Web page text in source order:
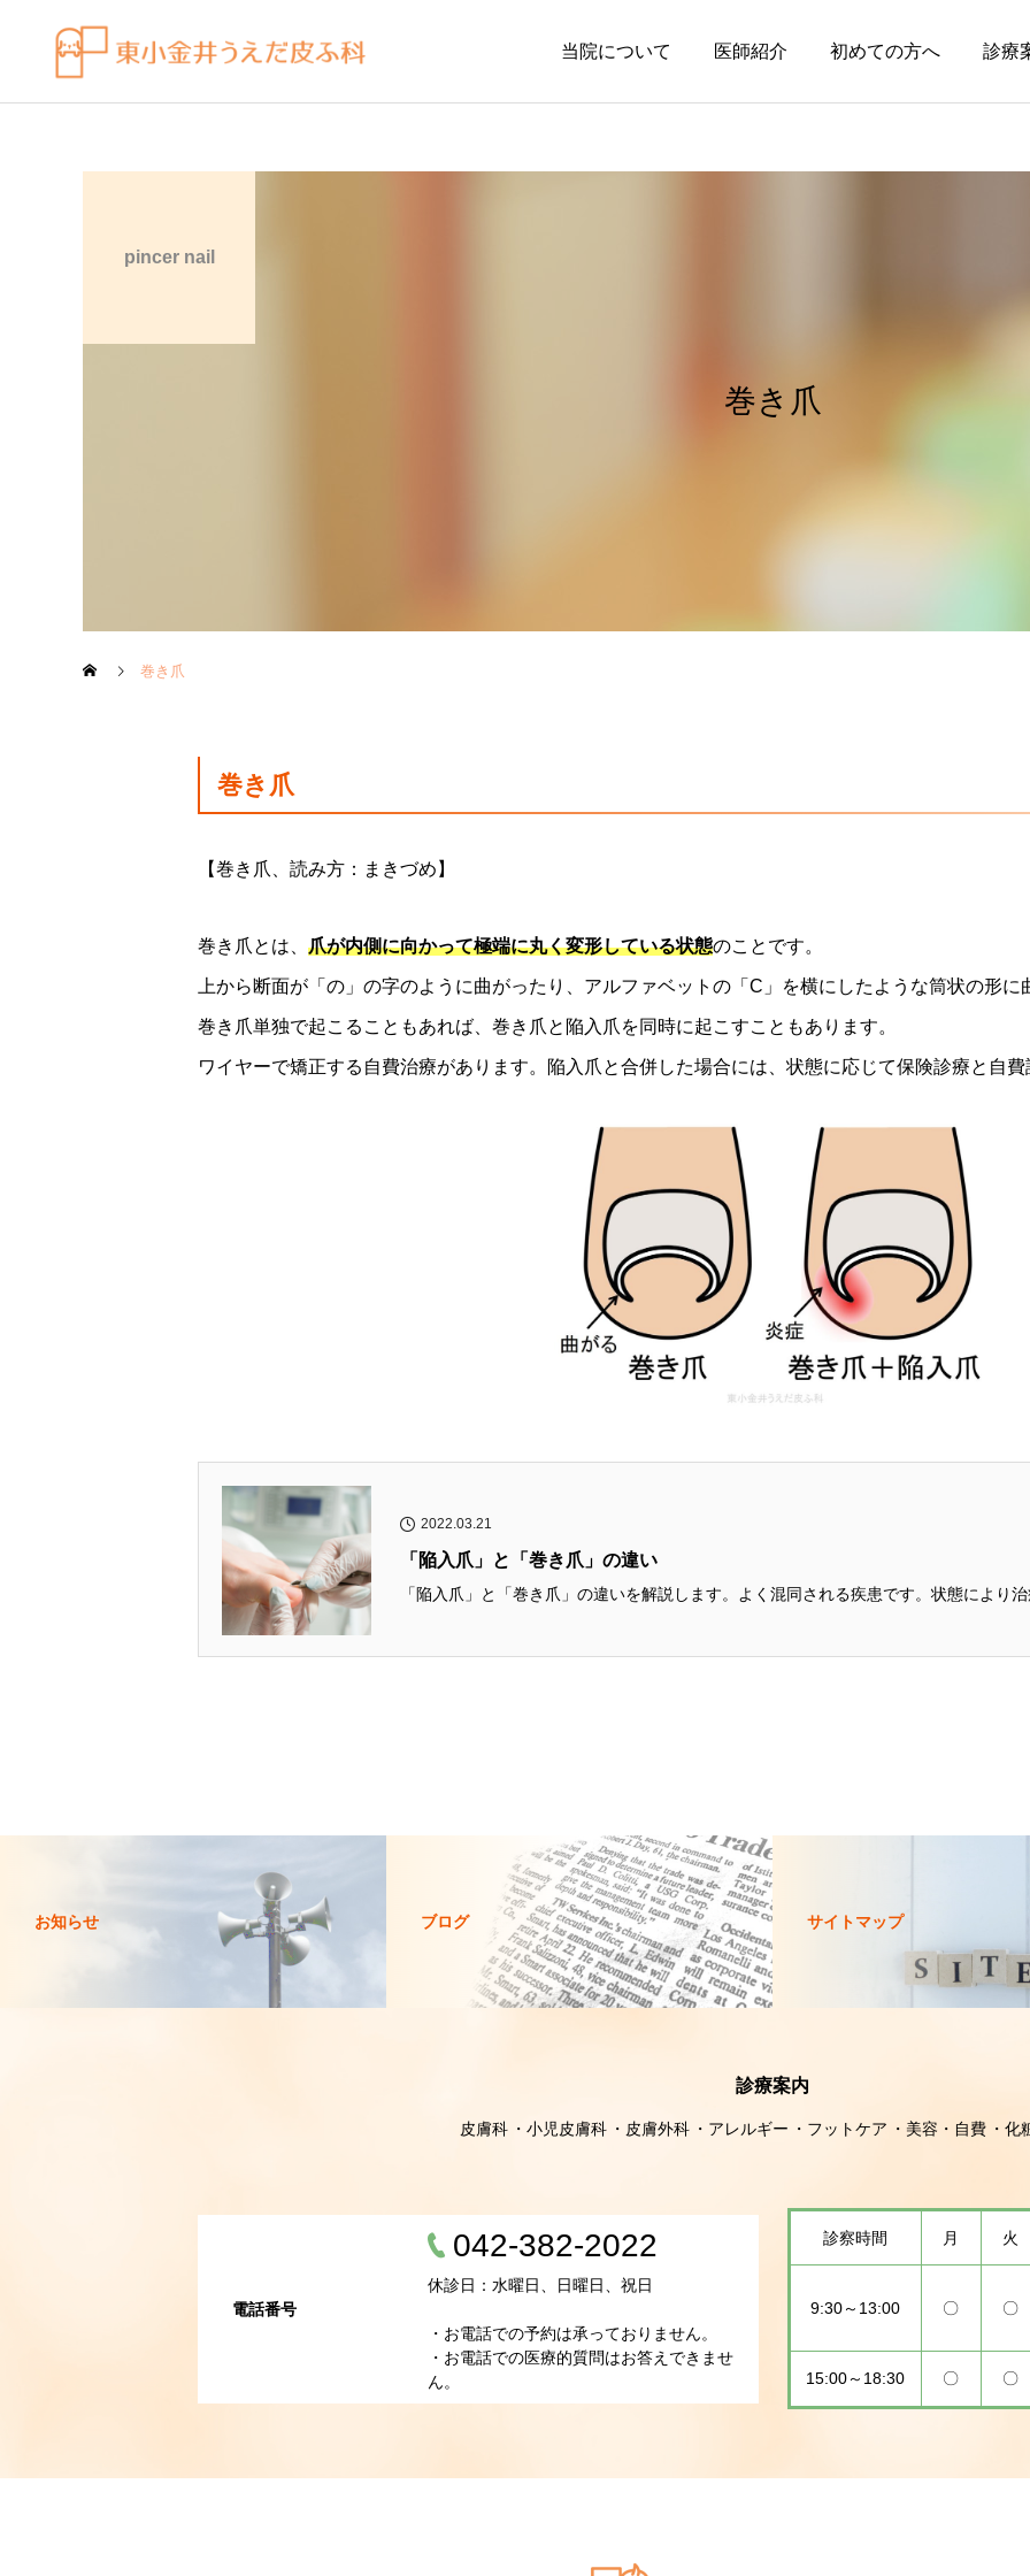
当院について 医師紹介 初めての方へ 診療
ビラノア（ビラスチン）を
ック（AG）という選択肢
巻き爪
pincer nail
巻き爪
巻き爪
【巻き爪、読み方：まきづめ】
巻き爪とは、 爪が内側に向かって極端に丸く変形している状態のことです。
上から断面が「の」の字のように曲がったり、アルファベットの「C」を横にしたような筒状の形に
巻き爪単独で起こることもあれば、巻き爪と陥入爪を同時に起こすこともあります。
ワイヤーで矯正する自費治療があります。陥入爪と合併した場合には、状態に応じて保険診療と自費
2022.03.21
「陥入爪」と「巻き爪」の違い
「陥入爪」と「巻き爪」の違いを解説します。よく混同される疾患です。状態により治
お知らせ ブログ サイトマップ
診療案内
皮膚科 小児皮膚科 皮膚外科 アレルギー フットケア 美容・自費 化
電話番号
042-382-2022
休診日：水曜日、日曜日、祝日
・お電話での予約は承っておりません。
・お電話での医療的質問はお答えできませ
ん。
診察時間 月 火
9:30～13:00 〇 〇
15:00～18:30 〇 〇